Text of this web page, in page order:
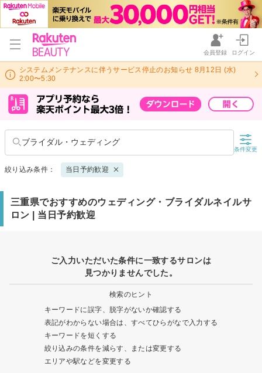
会員登録 ログイン
システムメンテナンスに伴うサービス停止のお知らせ 8月12日 (水)
2:00〜5:30
ブライダル・ウェディング
条件変更
絞り込み条件： 当日予約歓迎
三重県でおすすめのウェディング・ブライダルネイルサ
ロン | 当日予約歓迎
ご入力いただいた条件に一致するサロンは
見つかりませんでした。
検索のヒント
キーワードに誤字、脱字がないか確認する
表記がわからない場合は、すべてひらがなで入力する
キーワードを短くする
絞り込みの条件を減らす、または変更する
エリアや駅などを変更する